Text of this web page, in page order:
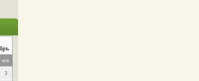
вск
2